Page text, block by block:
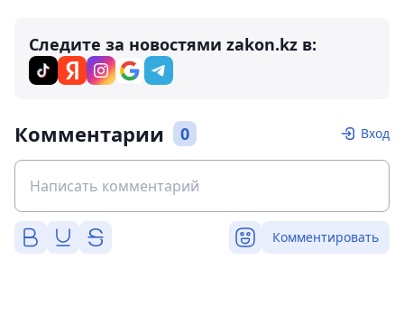
Следите за новостями zakon.kz в:
Комментарии 0 Вход
Комментировать